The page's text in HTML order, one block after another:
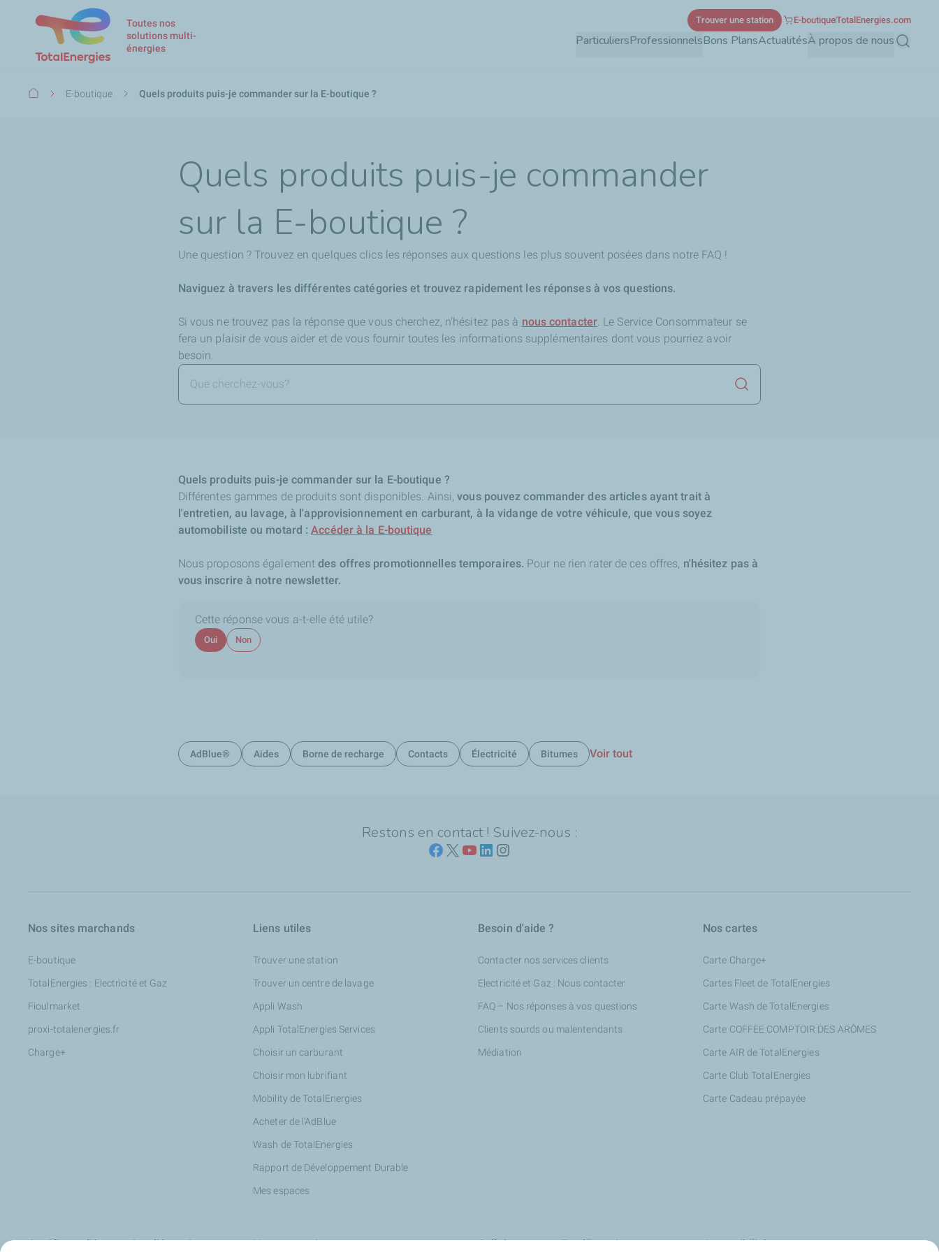
Toutes nos
solutions multi-
énergies
ParticuliersProfessionnelsBons PlansActualitésÀ propos de nous
Trouver une station E-boutiqueTotalEnergies.com
Fil
E-boutique Quels produits puis-je commander sur la E-boutique ?
Quels produits puis-je commander
sur la E-boutique ?
Une question ? Trouvez en quelques clics les réponses aux questions les plus souvent posées dans notre FAQ !
Naviguez à travers les différentes catégories et trouvez rapidement les réponses à vos questions.
Si vous ne trouvez pas la réponse que vous cherchez, n'hésitez pas à nous contacter. Le Service Consommateur se
fera un plaisir de vous aider et de vous fournir toutes les informations supplémentaires dont vous pourriez avoir
besoin.
Lancer la recherche
Quels produits puis-je commander sur la E-boutique ?
Différentes gammes de produits sont disponibles. Ainsi,vous pouvez commander des articles ayant trait à
l'entretien, au lavage, à l'approvisionnement en carburant, à la vidange de votre véhicule, que vous soyez
automobiliste ou motard :Accéder à la E-boutique
Nous proposons égalementdes offres promotionnelles temporaires. Pour ne rien rater de ces offres, n'hésitez pas à
vous inscrire à notre newsletter.
Cette réponse vous a-t-elle été utile?
Oui Non
AdBlue® Aides Borne de recharge Contacts Électricité Bitumes Voir tout
Restons en contact ! Suivez-nous :
Nos sites marchands
E-boutique
TotalEnergies : Electricité et Gaz
Fioulmarket
proxi-totalenergies.fr
Charge+
Liens utiles
Trouver une station
Trouver un centre de lavage
Appli Wash
Appli TotalEnergies Services
Choisir un carburant
Choisir mon lubrifiant
Mobility de TotalEnergies
Acheter de l'AdBlue
Wash de TotalEnergies
Rapport de Développement Durable
Mes espaces
Besoin d'aide ?
Contacter nos services clients
Electricité et Gaz : Nous contacter
FAQ – Nos réponses à vos questions
Clients sourds ou malentendants
Médiation
Nos cartes
Carte Charge+
Cartes Fleet de TotalEnergies
Carte Wash de TotalEnergies
Carte COFFEE COMPTOIR DES ARÔMES
Carte AIR de TotalEnergies
Carte Club TotalEnergies
Carte Cadeau prépayée
Certificats d'économies d'énergie Nos partenaires Collaborer avec TotalEnergies Accessibilité